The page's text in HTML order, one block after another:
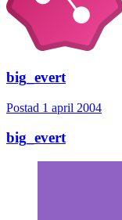
big_evert
Postad 1 april 2004
big_evert